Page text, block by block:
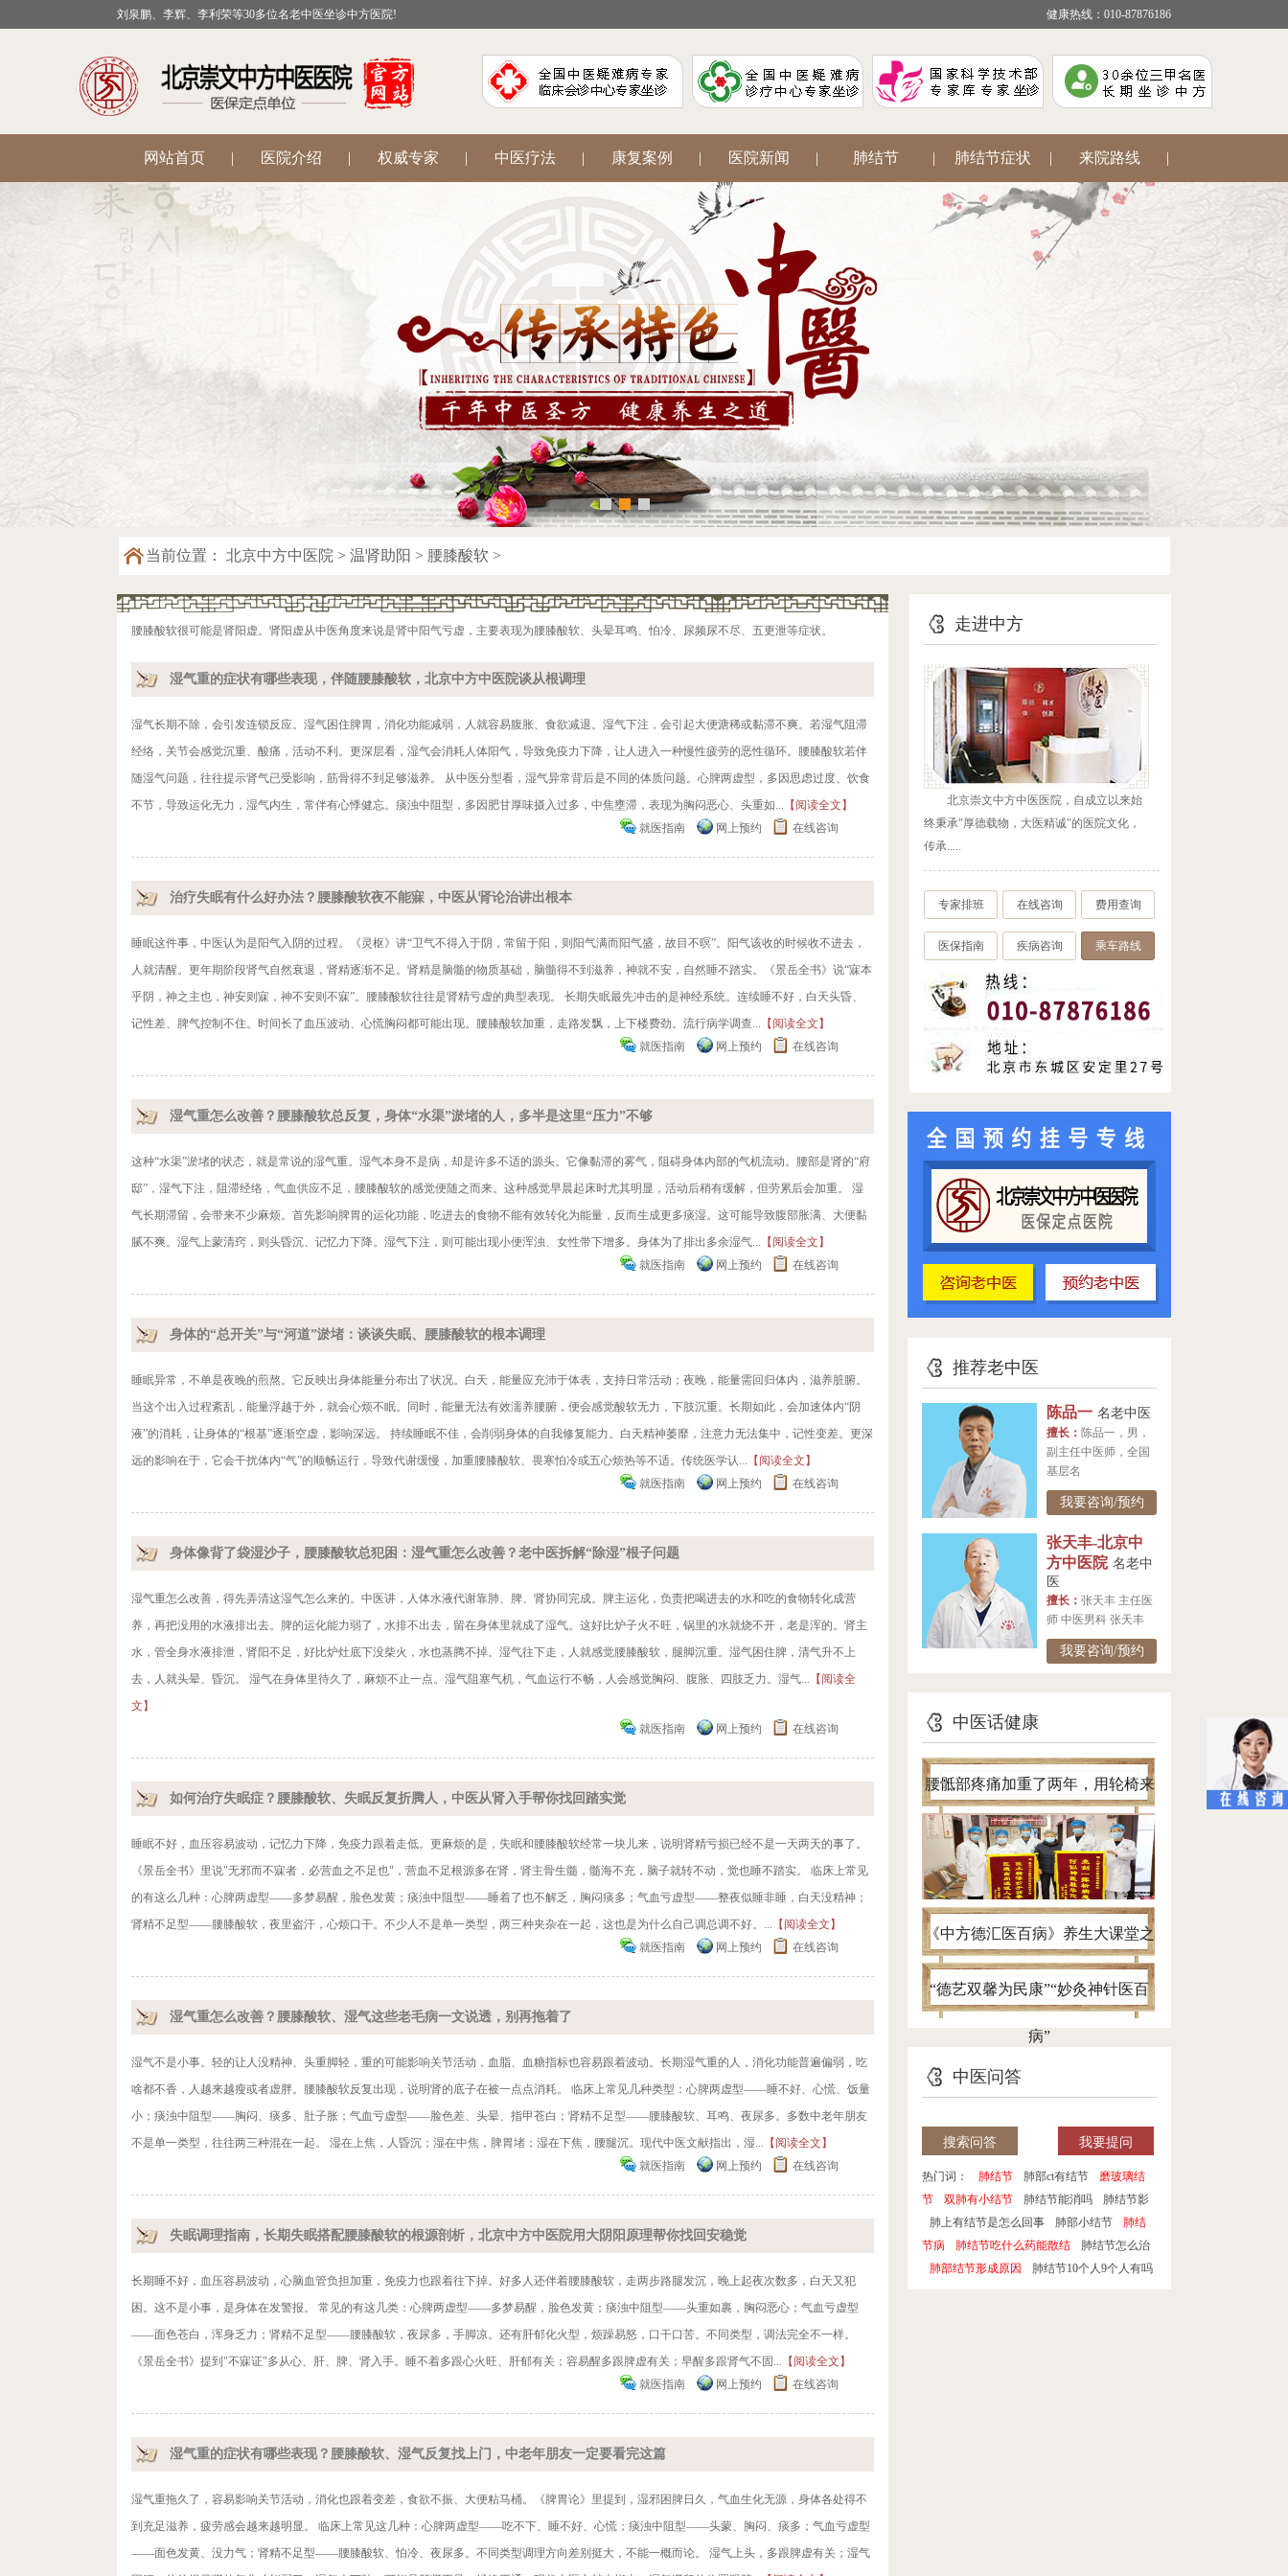
刘泉鹏、李辉、李利荣等30多位名老中医坐诊中方医院! 健康热线：010-87876186
网站首页 | 医院介绍 | 权威专家 | 中医疗法 | 康复案例 | 医院新闻 | 肺结节 | 肺结节症状 | 来院路线 |
公益活动 | 医院科室 腋臭狐臭 中医妇科 | 网上挂号
当前位置： 北京中方中医院 > 温肾助阳 > 腰膝酸软>
腰膝酸软很可能是肾阳虚。肾阳虚从中医角度来说是肾中阳气亏虚，主要表现为腰膝酸软、头晕耳鸣、怕冷、尿频尿不尽、五更泄等症状。
湿气重的症状有哪些表现，伴随腰膝酸软，北京中方中医院谈从根调理
湿气长期不除，会引发连锁反应。湿气困住脾胃，消化功能减弱，人就容易腹胀、食欲减退。湿气下注，会引起大便溏稀或黏滞不爽。若湿气阻滞
经络，关节会感觉沉重、酸痛，活动不利。更深层看，湿气会消耗人体阳气，导致免疫力下降，让人进入一种慢性疲劳的恶性循环。腰膝酸软若伴
随湿气问题，往往提示肾气已受影响，筋骨得不到足够滋养。 从中医分型看，湿气异常背后是不同的体质问题。心脾两虚型，多因思虑过度、饮食
不节，导致运化无力，湿气内生，常伴有心悸健忘。痰浊中阻型，多因肥甘厚味摄入过多，中焦壅滞，表现为胸闷恶心、头重如... 【阅读全文】
就医指南
网上预约 在线咨询
治疗失眠有什么好办法？腰膝酸软夜不能寐，中医从肾论治讲出根本
睡眠这件事，中医认为是阳气入阴的过程。《灵枢》讲“卫气不得入于阴，常留于阳，则阳气满而阳气盛，故目不暝”。阳气该收的时候收不进去，
人就清醒。更年期阶段肾气自然衰退，肾精逐渐不足。肾精是脑髓的物质基础，脑髓得不到滋养，神就不安，自然睡不踏实。《景岳全书》说“寐本
乎阴，神之主也，神安则寐，神不安则不寐”。腰膝酸软往往是肾精亏虚的典型表现。 长期失眠最先冲击的是神经系统。连续睡不好，白天头昏、
记性差、脾气控制不住。时间长了血压波动、心慌胸闷都可能出现。腰膝酸软加重，走路发飘，上下楼费劲。流行病学调查... 【阅读全文】
就医指南
网上预约 在线咨询
湿气重怎么改善？腰膝酸软总反复，身体“水渠”淤堵的人，多半是这里“压力”不够
这种“水渠”淤堵的状态，就是常说的湿气重。湿气本身不是病，却是许多不适的源头。它像黏滞的雾气，阻碍身体内部的气机流动。腰部是肾的“府
邸”，湿气下注，阻滞经络，气血供应不足，腰膝酸软的感觉便随之而来。这种感觉早晨起床时尤其明显，活动后稍有缓解，但劳累后会加重。 湿
气长期滞留，会带来不少麻烦。首先影响脾胃的运化功能，吃进去的食物不能有效转化为能量，反而生成更多痰湿。这可能导致腹部胀满、大便黏
腻不爽。湿气上蒙清窍，则头昏沉、记忆力下降。湿气下注，则可能出现小便浑浊、女性带下增多。身体为了排出多余湿气... 【阅读全文】
就医指南
网上预约 在线咨询
身体的“总开关”与“河道”淤堵：谈谈失眠、腰膝酸软的根本调理
睡眠异常，不单是夜晚的煎熬。它反映出身体能量分布出了状况。白天，能量应充沛于体表，支持日常活动；夜晚，能量需回归体内，滋养脏腑。
当这个出入过程紊乱，能量浮越于外，就会心烦不眠。同时，能量无法有效濡养腰腑，便会感觉酸软无力，下肢沉重。长期如此，会加速体内“阴
液”的消耗，让身体的“根基”逐渐空虚，影响深远。 持续睡眠不佳，会削弱身体的自我修复能力。白天精神萎靡，注意力无法集中，记性变差。更深
远的影响在于，它会干扰体内“气”的顺畅运行，导致代谢缓慢，加重腰膝酸软、畏寒怕冷或五心烦热等不适。传统医学认... 【阅读全文】
就医指南
网上预约 在线咨询
身体像背了袋湿沙子，腰膝酸软总犯困：湿气重怎么改善？老中医拆解“除湿”根子问题
湿气重怎么改善，得先弄清这湿气怎么来的。中医讲，人体水液代谢靠肺、脾、肾协同完成。脾主运化，负责把喝进去的水和吃的食物转化成营
养，再把没用的水液排出去。脾的运化能力弱了，水排不出去，留在身体里就成了湿气。这好比炉子火不旺，锅里的水就烧不开，老是浑的。肾主
水，管全身水液排泄，肾阳不足，好比炉灶底下没柴火，水也蒸腾不掉。湿气往下走，人就感觉腰膝酸软，腿脚沉重。湿气困住脾，清气升不上
去，人就头晕、昏沉。 湿气在身体里待久了，麻烦不止一点。湿气阻塞气机，气血运行不畅，人会感觉胸闷、腹胀、四肢乏力。湿气... 【阅读全
文】
就医指南
网上预约 在线咨询
如何治疗失眠症？腰膝酸软、失眠反复折腾人，中医从肾入手帮你找回踏实觉
睡眠不好，血压容易波动，记忆力下降，免疫力跟着走低。更麻烦的是，失眠和腰膝酸软经常一块儿来，说明肾精亏损已经不是一天两天的事了。
《景岳全书》里说"无邪而不寐者，必营血之不足也"，营血不足根源多在肾，肾主骨生髓，髓海不充，脑子就转不动，觉也睡不踏实。 临床上常见
的有这么几种：心脾两虚型——多梦易醒，脸色发黄；痰浊中阻型——睡着了也不解乏，胸闷痰多；气血亏虚型——整夜似睡非睡，白天没精神；
肾精不足型——腰膝酸软，夜里盗汗，心烦口干。不少人不是单一类型，两三种夹杂在一起，这也是为什么自己调总调不好。... 【阅读全文】
就医指南
网上预约 在线咨询
湿气重怎么改善？腰膝酸软、湿气这些老毛病一文说透，别再拖着了
湿气不是小事。轻的让人没精神、头重脚轻，重的可能影响关节活动，血脂、血糖指标也容易跟着波动。长期湿气重的人，消化功能普遍偏弱，吃
啥都不香，人越来越瘦或者虚胖。腰膝酸软反复出现，说明肾的底子在被一点点消耗。 临床上常见几种类型：心脾两虚型——睡不好、心慌、饭量
小；痰浊中阻型——胸闷、痰多、肚子胀；气血亏虚型——脸色差、头晕、指甲苍白；肾精不足型——腰膝酸软、耳鸣、夜尿多。多数中老年朋友
不是单一类型，往往两三种混在一起。 湿在上焦，人昏沉；湿在中焦，脾胃堵；湿在下焦，腰腿沉。现代中医文献指出，湿... 【阅读全文】
就医指南
网上预约 在线咨询
失眠调理指南，长期失眠搭配腰膝酸软的根源剖析，北京中方中医院用大阴阳原理帮你找回安稳觉
长期睡不好，血压容易波动，心脑血管负担加重，免疫力也跟着往下掉。好多人还伴着腰膝酸软，走两步路腿发沉，晚上起夜次数多，白天又犯
困。这不是小事，是身体在发警报。 常见的有这几类：心脾两虚型——多梦易醒，脸色发黄；痰浊中阻型——头重如裹，胸闷恶心；气血亏虚型
——面色苍白，浑身乏力；肾精不足型——腰膝酸软，夜尿多，手脚凉。还有肝郁化火型，烦躁易怒，口干口苦。不同类型，调法完全不一样。
《景岳全书》提到"不寐证"多从心、肝、脾、肾入手。睡不着多跟心火旺、肝郁有关；容易醒多跟脾虚有关；早醒多跟肾气不固... 【阅读全文】
就医指南
网上预约 在线咨询
湿气重的症状有哪些表现？腰膝酸软、湿气反复找上门，中老年朋友一定要看完这篇
湿气重拖久了，容易影响关节活动，消化也跟着变差，食欲不振、大便粘马桶。《脾胃论》里提到，湿邪困脾日久，气血生化无源，身体各处得不
到充足滋养，疲劳感会越来越明显。 临床上常见这几种：心脾两虚型——吃不下、睡不好、心慌；痰浊中阻型——头蒙、胸闷、痰多；气血亏虚型
——面色发黄、没力气；肾精不足型——腰膝酸软、怕冷、夜尿多。不同类型调理方向差别挺大，不能一概而论。 湿气上头，多跟脾虚有关；湿气
走进中方
北京崇文中方中医医院，自成立以来始
终秉承"厚德载物，大医精诚"的医院文化，
传承.....
专家排班 在线咨询 费用查询
医保指南 疾病咨询 乘车路线
推荐老中医
陈品一 名老中医
擅长： 陈品一，男，
副主任中医师，全国
基层名
我要咨询/预约
张天丰-北京中
方中医院 名老中
医
擅长： 张天丰 主任医
师 中医男科 张天丰
我要咨询/预约
中医话健康
腰骶部疼痛加重了两年，用轮椅来
看病，针灸一个半月自己进病房
《中方德汇医百病》养生大课堂之
带您认清腰椎间盘突出真面目
“德艺双馨为民康”“妙灸神针医百
病”
中医问答
热门词： 肺结节 肺部ct有结节
磨玻璃结
节
双肺有小结节 肺结节能消吗
肺结节影
肺上有结节是怎么回事
肺部小结节
肺结
节病
肺结节吃什么药能散结
肺结节怎么治
肺部结节形成原因
肺结节10个人9个人有吗